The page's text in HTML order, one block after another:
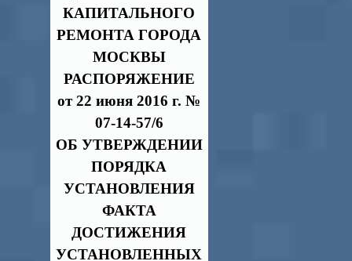
КАПИТАЛЬНОГО
РЕМОНТА ГОРОДА
МОСКВЫ
РАСПОРЯЖЕНИЕ
от 22 июня 2016 г. №
07-14-57/6
ОБ УТВЕРЖДЕНИИ
ПОРЯДКА
УСТАНОВЛЕНИЯ
ФАКТА
ДОСТИЖЕНИЯ
УСТАНОВЛЕННЫХ